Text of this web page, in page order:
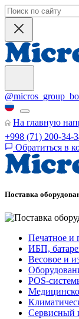
На главную
+998 (71) 200-34-
Обратиться в
Поставка
Печатное и
ИБП,
Весовое и
POS-
Сервисный